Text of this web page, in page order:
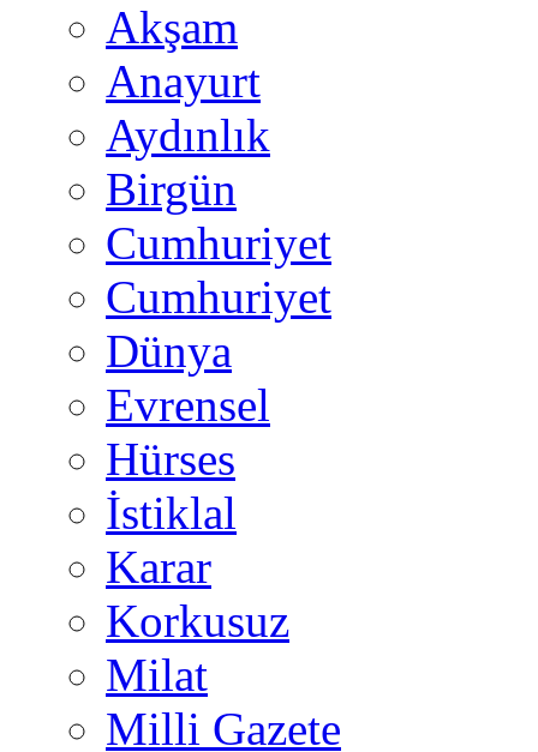
Akşam
Anayurt
Aydınlık
Birgün
Cumhuriyet
Cumhuriyet
Dünya
Evrensel
Hürses
İstiklal
Karar
Korkusuz
Milat
Milli Gazete